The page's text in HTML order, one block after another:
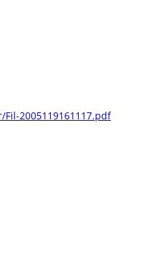
2005119161117.pdf